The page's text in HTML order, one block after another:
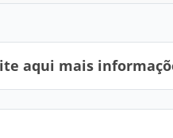
aqui mais